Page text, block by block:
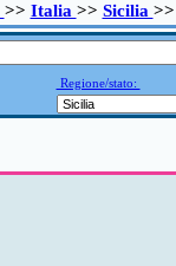
>> Italia >> Sicilia
Regione/stato: